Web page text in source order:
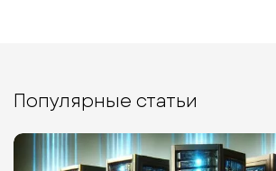
Популярные статьи